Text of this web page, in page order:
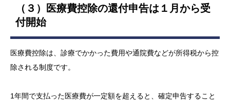
（３）医療費控除の還付申告は１月から受
付開始
医療費控除は、診療でかかった費用や通院費などが所得税から控
除される制度です。
1年間で支払った医療費が一定額を超えると、確定申告すること